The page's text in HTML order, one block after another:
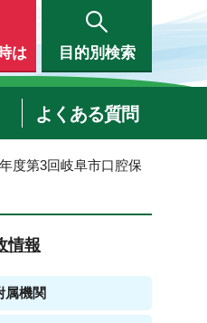
は 目的別検索
よくある質問
度第3回岐阜市口腔保
情報
属機関